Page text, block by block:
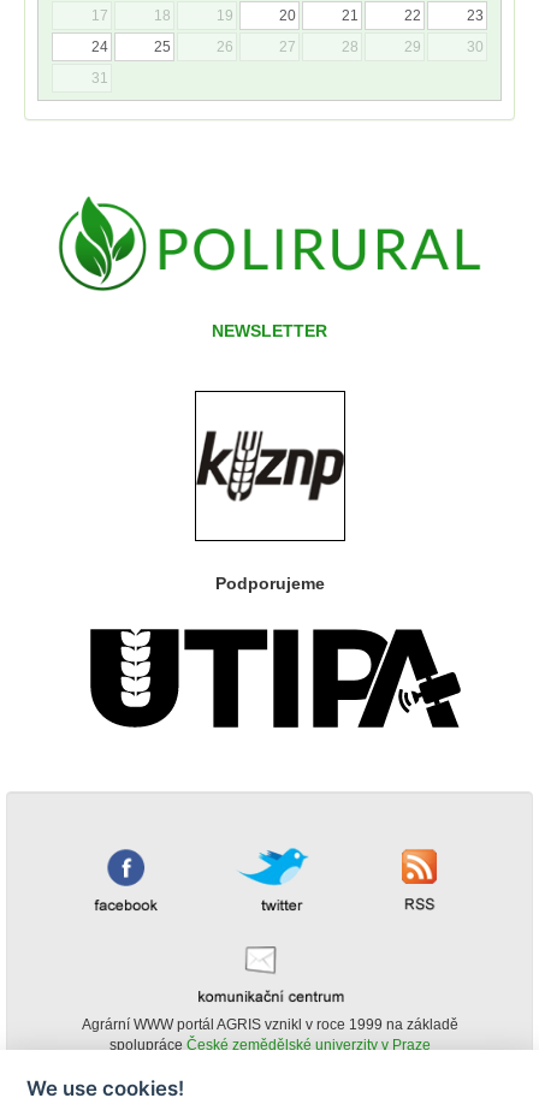
17
18 19 20 21 22
23
24
25 26 27 28 29
30
31
NEWSLETTER
Podporujeme
Agrární WWW portál AGRIS vznikl v roce 1999 na základě
spolupráce České zemědělské univerzity v Praze
We use cookies!